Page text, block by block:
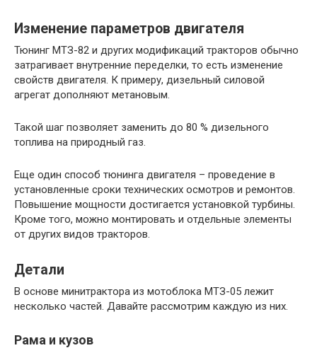
Изменение параметров двигателя
Тюнинг МТЗ-82 и других модификаций тракторов обычно
затрагивает внутренние переделки, то есть изменение
свойств двигателя. К примеру, дизельный силовой
агрегат дополняют метановым.
Такой шаг позволяет заменить до 80 % дизельного
топлива на природный газ.
Еще один способ тюнинга двигателя – проведение в
установленные сроки технических осмотров и ремонтов.
Повышение мощности достигается установкой турбины.
Кроме того, можно монтировать и отдельные элементы
от других видов тракторов.
Детали
В основе минитрактора из мотоблока МТЗ-05 лежит
несколько частей. Давайте рассмотрим каждую из них.
Рама и кузов